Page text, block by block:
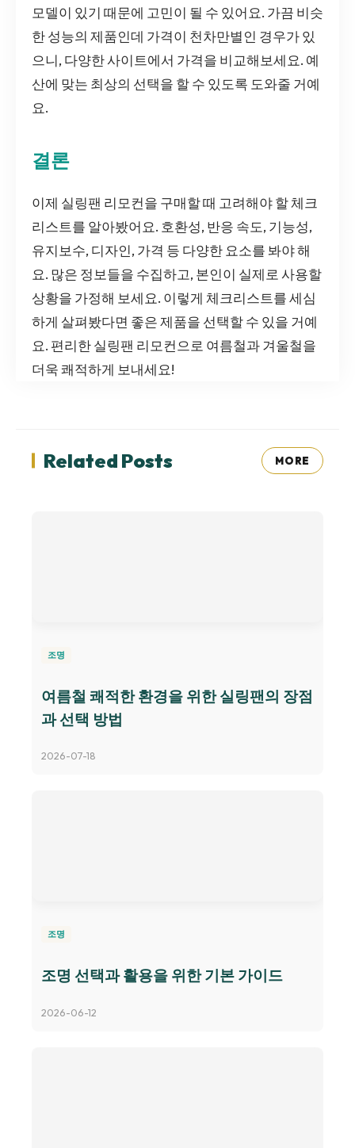
모델이 있기 때문에 고민이 될 수 있어요. 가끔 비슷
한 성능의 제품인데 가격이 천차만별인 경우가 있
으니, 다양한 사이트에서 가격을 비교해보세요. 예
산에 맞는 최상의 선택을 할 수 있도록 도와줄 거예
요.
결론
이제 실링팬 리모컨을 구매할 때 고려해야 할 체크
리스트를 알아봤어요. 호환성, 반응 속도, 기능성,
유지보수, 디자인, 가격 등 다양한 요소를 봐야 해
요. 많은 정보들을 수집하고, 본인이 실제로 사용할
상황을 가정해 보세요. 이렇게 체크리스트를 세심
하게 살펴봤다면 좋은 제품을 선택할 수 있을 거예
요. 편리한 실링팬 리모컨으로 여름철과 겨울철을
더욱 쾌적하게 보내세요!
Related Posts MORE
조명
여름철 쾌적한 환경을 위한 실링팬의 장점
과 선택 방법
2026-07-18
조명
조명 선택과 활용을 위한 기본 가이드
2026-06-12